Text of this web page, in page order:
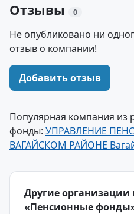
Отзывы 0
Не опубликовано ни
отзыв о компании!
Добавить отзыв
Популярная компания из
фонды: УПРАВЛЕНИЕ
ВАГАЙСКОМ РАЙОНЕ
Другие организации
«Пенсионные